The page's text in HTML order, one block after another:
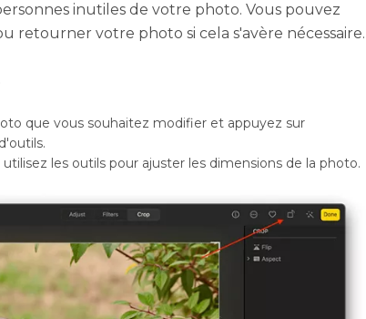
inutiles de votre photo. Vous pouvez
retourner votre photo si cela s'avère nécessaire.
que vous souhaitez modifier et appuyez sur
les outils pour ajuster les dimensions de la photo.